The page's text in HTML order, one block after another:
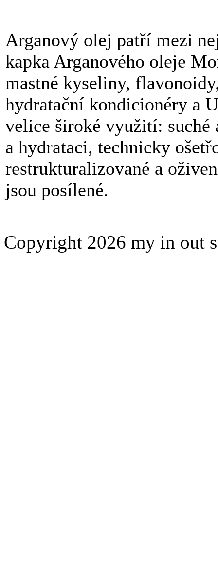
Arganový olej patří mezi
kapka Arganového oleje
mastné kyseliny,
hydratační kondicionéry a
velice široké využití: suché
a hydrataci, technicky
restrukturalizované a
jsou posílené.
Copyright 2026 my in out